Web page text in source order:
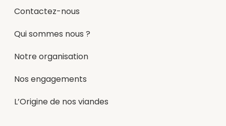
Contactez-nous
Qui sommes nous ?
Notre organisation
Nos engagements
L’Origine de nos viandes